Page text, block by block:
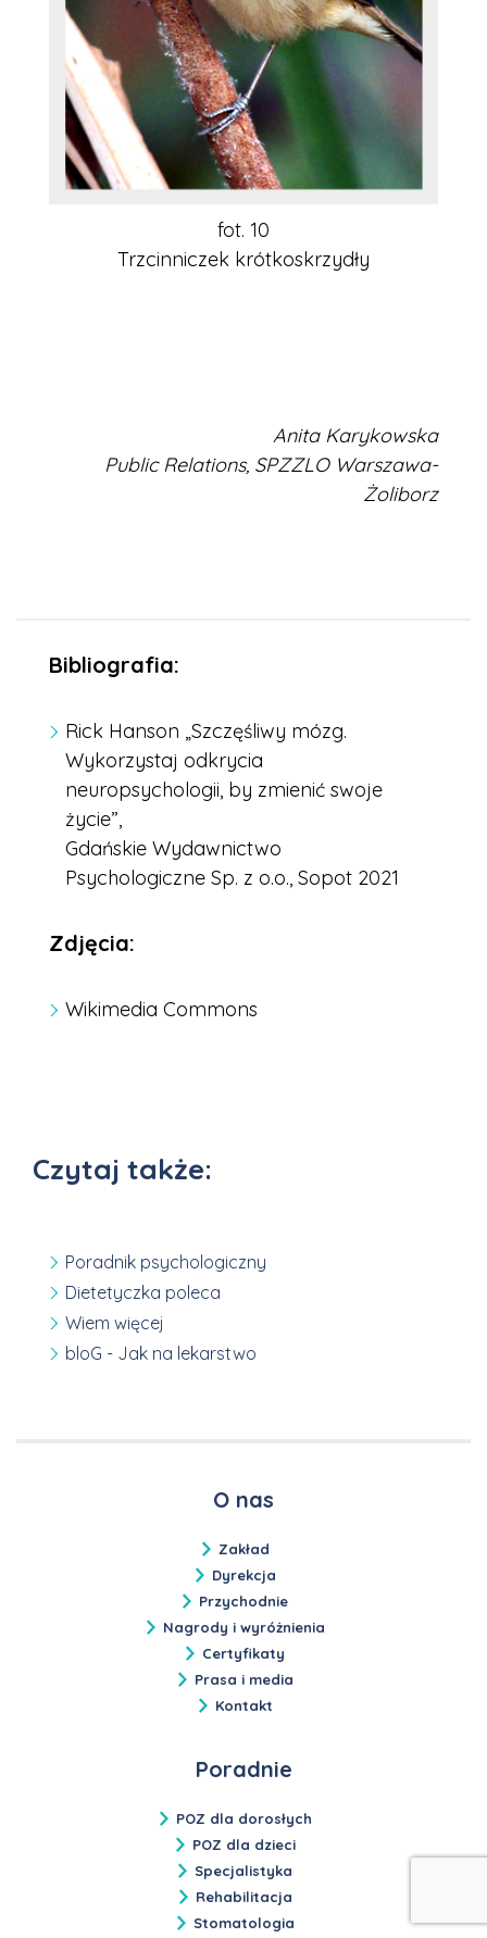
fot. 10
Trzcinniczek krótkoskrzydły
Anita Karykowska
Public Relations, SPZZLO Warszawa-
Żoliborz
Bibliografia:
Rick Hanson „Szczęśliwy mózg.
Wykorzystaj odkrycia
neuropsychologii, by zmienić swoje
życie”,
Gdańskie Wydawnictwo
Psychologiczne Sp. z o.o., Sopot 2021
Zdjęcia:
Wikimedia Commons
Czytaj także:
Poradnik psychologiczny
Dietetyczka poleca
Wiem więcej
bloG - Jak na lekarstwo
O nas
Zakład
Dyrekcja
Przychodnie
Nagrody i wyróżnienia
Certyfikaty
Prasa i media
Kontakt
Poradnie
POZ dla dorosłych
POZ dla dzieci
Specjalistyka
Rehabilitacja
Stomatologia